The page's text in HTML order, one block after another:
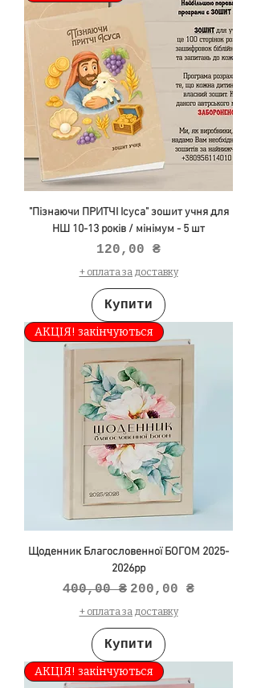
"Пізнаючи ПРИТЧІ Ісуса" зошит учня для
НШ 10-13 років / мінімум - 5 шт
Ціна
120,00 ₴
+ оплата за доставку
Купити
АКЦІЯ! закінчуються
Щоденник Благословенної БОГОМ 2025-
2026рр
Звичайна ціна
400,00 ₴ За розпродажем
200,00 ₴
+ оплата за доставку
Купити
АКЦІЯ! закінчуються